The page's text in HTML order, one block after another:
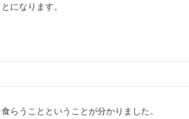
になります。
らうことということが分かりました。